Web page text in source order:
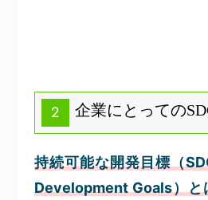
2 企業にとっての
持続可能な開発目標（
Development Goals）と